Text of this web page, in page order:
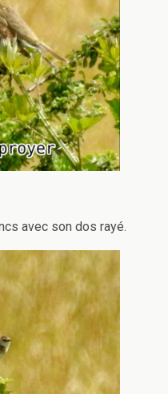
avec son dos rayé.